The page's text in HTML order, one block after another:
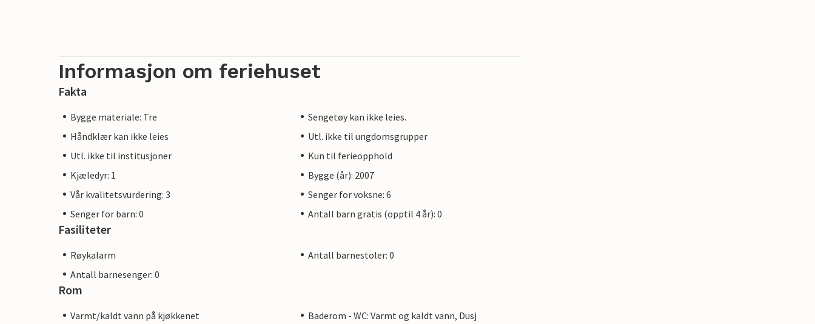
Informasjon om feriehuset
Fakta
Bygge materiale: Tre
Sengetøy kan ikke leies.
Håndklær kan ikke leies
Utl. ikke til ungdomsgrupper
Utl. ikke til institusjoner
Kun til ferieopphold
Kjæledyr: 1
Bygge (år): 2007
Vår kvalitetsvurdering: 3
Senger for voksne: 6
Senger for barn: 0
Antall barn gratis (opptil 4 år): 0
Fasiliteter
Røykalarm
Antall barnestoler: 0
Antall barnesenger: 0
Rom
Varmt/kaldt vann på kjøkkenet
Baderom - WC: Varmt og kaldt vann, Dusj